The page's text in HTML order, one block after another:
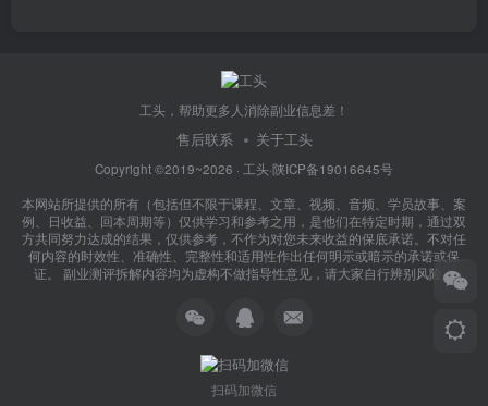
工头，帮助更多人消除副业信息差！
售后联系 关于工头
Copyright ©2019~2026 · 工头·陕ICP备19016645号
本网站所提供的所有（包括但不限于课程、文章、视频、音频、学员故事、案
例、日收益、回本周期等）仅供学习和参考之用，是他们在特定时期，通过双
方共同努力达成的结果，仅供参考，不作为对您未来收益的保底承诺。不对任
何内容的时效性、准确性、完整性和适用性作出任何明示或暗示的承诺或保
证。 副业测评拆解内容均为虚构不做指导性意见，请大家自行辨别风险！
扫码加微信